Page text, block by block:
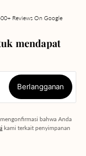
Reviews On Google
mendapat
Berlangganan
bahwa Anda
kami terkait penyimpanan